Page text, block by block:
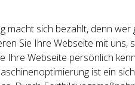
macht sich bezahlt, denn
Sie Ihre Webseite mit uns,
Ihre Webseite persönlich
ist ein